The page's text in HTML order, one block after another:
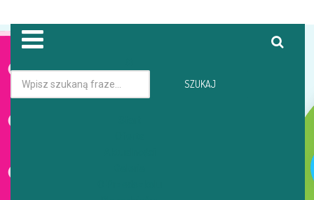
SZUKAJ
Jesteś tutaj:Strona główna
DZIEŃ DZIEWCZYNKI W GRUPIE TYGRYSKI